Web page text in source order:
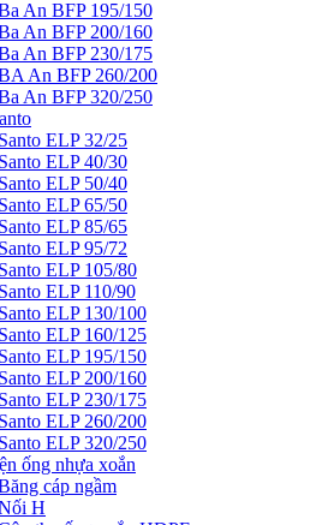
An BFP 195/150
An BFP 200/160
An BFP 230/175
An BFP 260/200
An BFP 320/250
Santo ELP 32/25
Santo ELP 40/30
Santo ELP 50/40
Santo ELP 65/50
Santo ELP 85/65
Santo ELP 95/72
Santo ELP 105/80
Santo ELP 110/90
Santo ELP 130/100
Santo ELP 160/125
Santo ELP 195/150
Santo ELP 200/160
Santo ELP 230/175
Santo ELP 260/200
Santo ELP 320/250
ống nhựa xoắn
cáp ngầm
H